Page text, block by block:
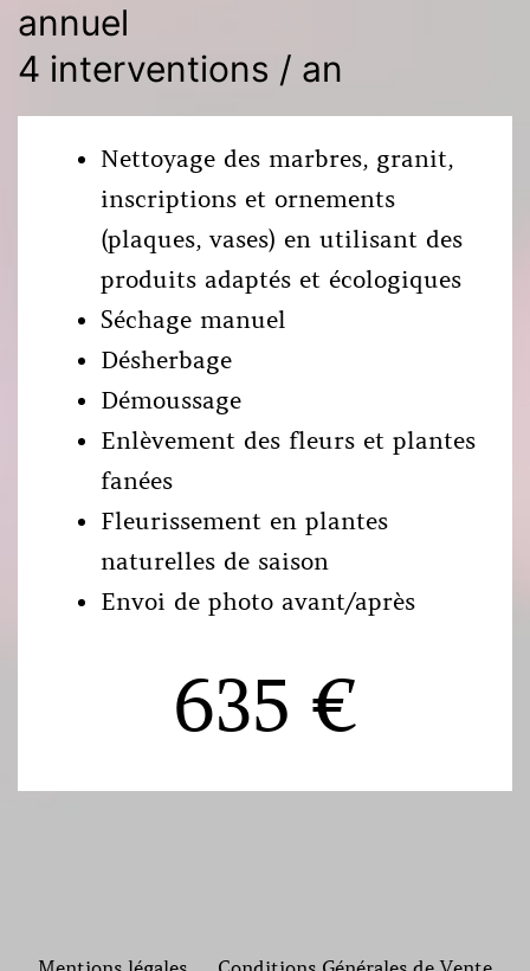
annuel
4 interventions / an
Nettoyage des marbres, granit,
inscriptions et ornements
(plaques, vases) en utilisant des
produits adaptés et écologiques
Séchage manuel
Désherbage
Démoussage
Enlèvement des fleurs et plantes
fanées
Fleurissement en plantes
naturelles de saison
Envoi de photo avant/après
635 €